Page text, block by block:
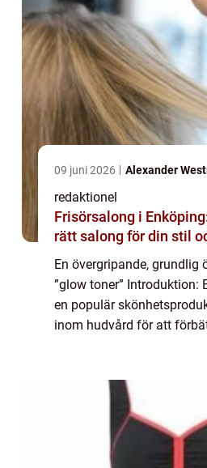
09 juni 2026 Alexander
redaktionel
Frisörsalong i
rätt salong för din stil
En övergripande, grundlig
”glow toner” Introduktion:
en populär
inom hudvård för att